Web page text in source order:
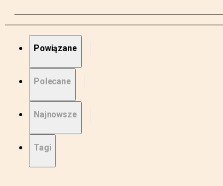
Powiązane
Polecane
Najnowsze
Tagi